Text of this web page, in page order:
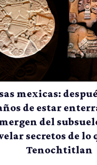
mexicas:
de estar
del
secretos de lo
Tenochtitlan